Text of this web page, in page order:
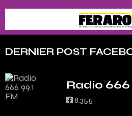
DERNIER POST
Radio 666
8,355